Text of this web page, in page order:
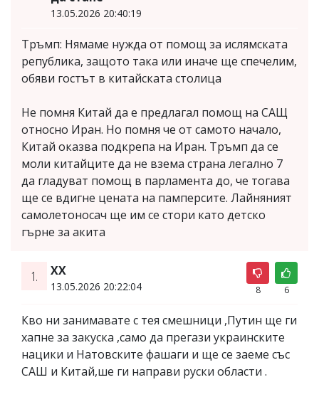
13.05.2026 20:40:19
Тръмп: Нямаме нужда от помощ за ислямската
република, защото така или иначе ще спечелим,
обяви гостът в китайската столица
Не помня Китай да е предлагал помощ на САЩ
относно Иран. Но помня че от самото начало,
Китай оказва подкрепа на Иран. Тръмп да се
моли китайците да не взема страна легално 7
да гладуват помощ в парламента до, че тогава
ще се вдигне цената на памперсите. Лайняният
самолетоносач ще им се стори като детско
гърне за акита
1. XX
13.05.2026 20:22:04 8 6
Кво ни занимавате с тея смешници ,Путин ще ги
хапне за закуска ,само да прегази украинските
нацики и Натовските фашаги и ще се заеме със
САШ и Китай,ше ги направи руски области .